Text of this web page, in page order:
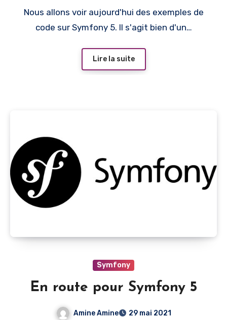
Nous allons voir aujourd'hui des exemples de
code sur Symfony 5. Il s'agit bien d'un…
Lire la suite
Symfony
En route pour Symfony 5
Amine Amine
29 mai 2021